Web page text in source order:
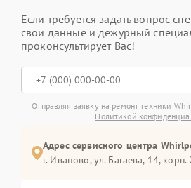
Если требуется задать вопрос
свои данные и дежурный
проконсультирует Вас!
Отправляя заявку на ремонт техники
Политикой
Адрес сервисного центра
г. Иваново, ул. Багаева, 14, корп.